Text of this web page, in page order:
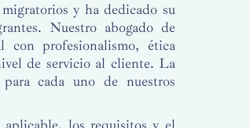
y ha dedicado su
Nuestro abogado de
profesionalismo, ética
de servicio al cliente. La
cada uno de nuestros